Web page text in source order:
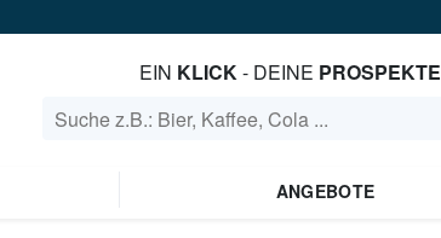
EIN KLICK- DEINE PROSPEKTE
ANGEBOTE